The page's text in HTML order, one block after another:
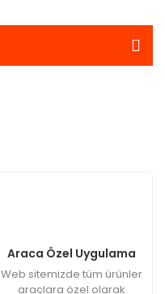
Araca Özel Uygulama
Web sitemizde tüm ürünler
araçlara özel olarak